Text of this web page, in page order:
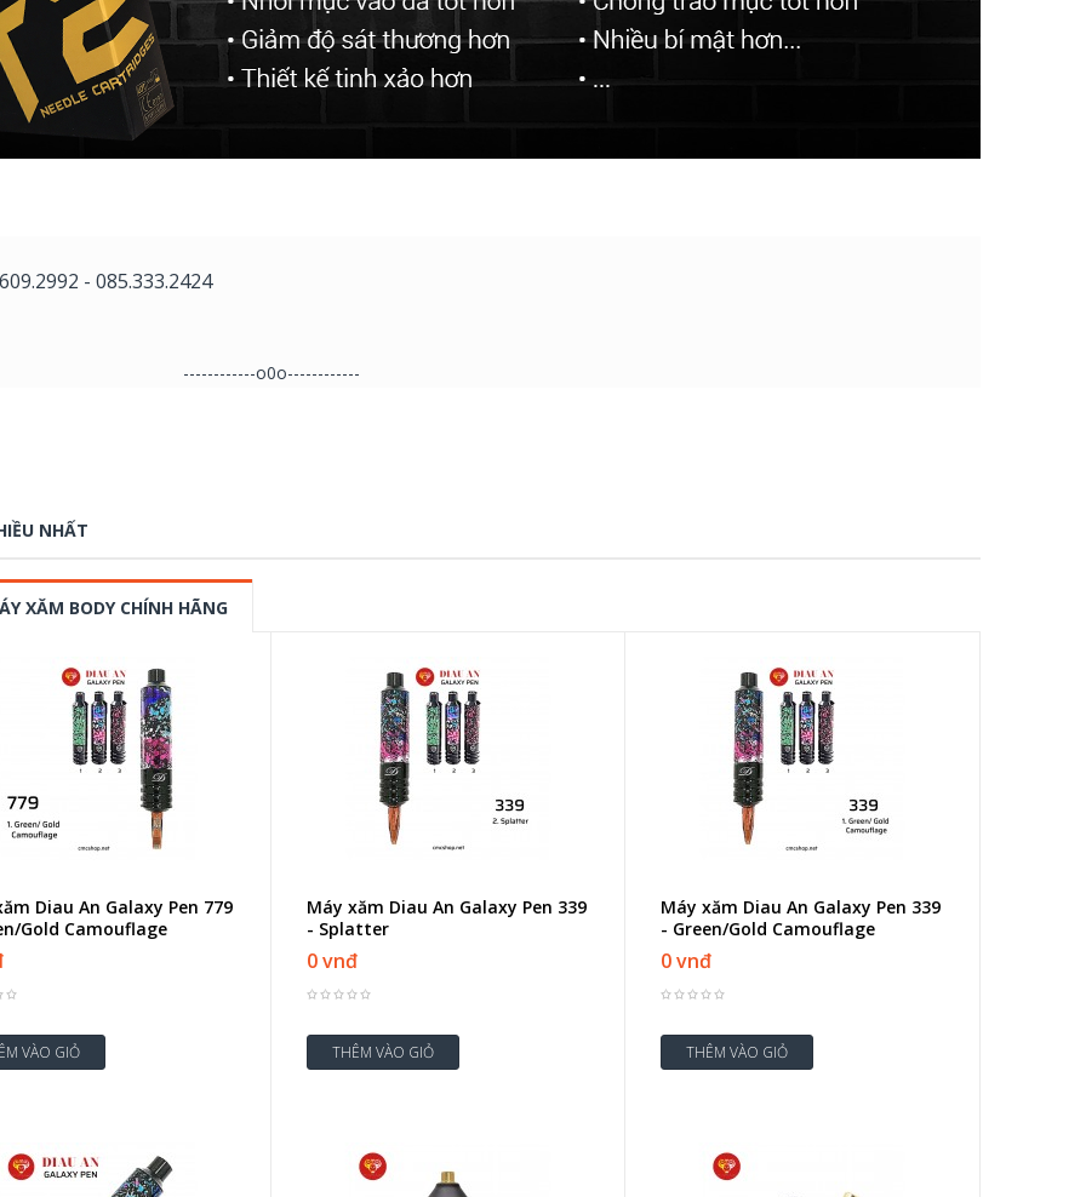
- 085.333.2424
------------o0o------------​
NHẤT
XĂM BODY CHÍNH HÃNG
Diau An Galaxy Pen 779
Gold Camouflage
Máy xăm Diau An Galaxy Pen 339
- Splatter
0 vnđ
Máy xăm Diau An Galaxy Pen 339
- Green/Gold Camouflage
0 vnđ